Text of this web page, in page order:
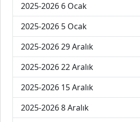
2025-2026 6 Ocak
2025-2026 5 Ocak
2025-2026 29 Aralık
2025-2026 22 Aralık
2025-2026 15 Aralık
2025-2026 8 Aralık